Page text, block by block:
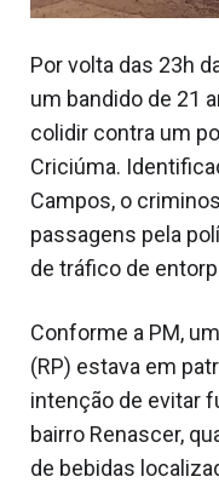
Por volta das 23h
um bandido de 21
colidir contra um
Criciúma.
Campos, o
passagens pela
de tráfico de
Conforme a PM,
(RP) estava em
intenção de evitar
bairro Renascer,
de bebidas